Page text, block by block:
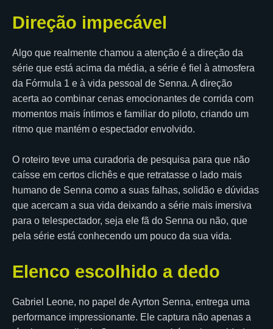
Direção impecável
Algo que realmente chamou a atenção é a direção da
série que está acima da média, a série é fiel à atmosfera
da Fórmula 1 e à vida pessoal de Senna. A direção
acerta ao combinar cenas emocionantes de corrida com
momentos mais íntimos e familiar do piloto, criando um
ritmo que mantém o espectador envolvido.
O roteiro teve uma curadoria de pesquisa para que não
caísse em certos clichês e que retratasse o lado mais
humano de Senna como a suas falhas, solidão e dúvidas
que acercam a sua vida deixando a série mais imersiva
para o telespectador, seja ele fã do Senna ou não, que
pela série está conhecendo um pouco da sua vida.
Elenco escolhido a dedo
Gabriel Leone, no papel de Ayrton Senna, entrega uma
performance impressionante. Ele captura não apenas a